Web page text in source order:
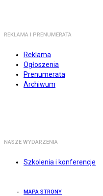
REKLAMA I PRENUMERATA
Reklama
Ogłoszenia
Prenumerata
Archiwum
NASZE WYDARZENIA
Szkolenia i konferencje
MAPA STRONY